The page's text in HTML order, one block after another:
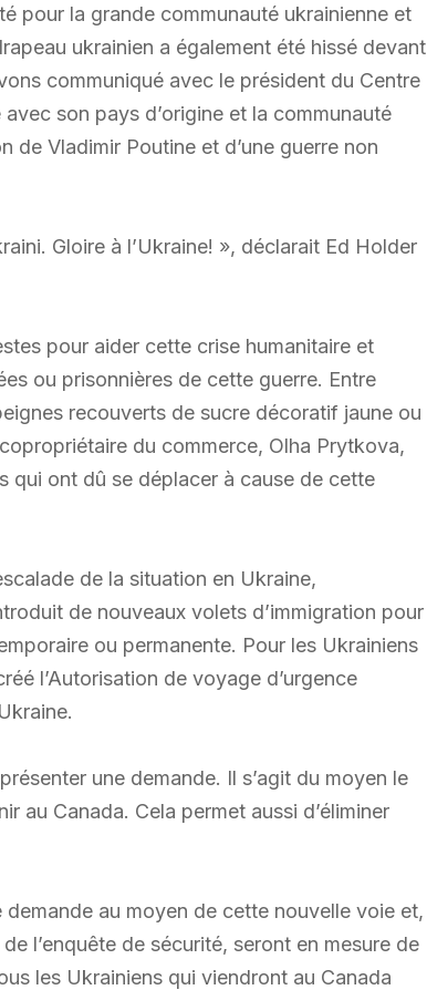
pour la grande communauté ukrainienne et
ukrainien a également été hissé devant
communiqué avec le président du Centre
son pays d’origine et la communauté
de Vladimir Poutine et d’une guerre non
Gloire à l’Ukraine! », déclarait Ed Holder
pour aider cette crise humanitaire et
ou prisonnières de cette guerre. Entre
recouverts de sucre décoratif jaune ou
du commerce, Olha Prytkova,
qui ont dû se déplacer à cause de cette
de la situation en Ukraine,
de nouveaux volets d’immigration pour
ou permanente. Pour les Ukrainiens
l’Autorisation de voyage d’urgence
une demande. Il s’agit du moyen le
au Canada. Cela permet aussi d’éliminer
au moyen de cette nouvelle voie et,
l’enquête de sécurité, seront en mesure de
les Ukrainiens qui viendront au Canada